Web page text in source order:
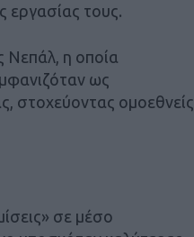
εργασίας τους.
Νεπάλ, η οποία
ως
στοχεύοντας ομοεθνείς
σε μέσο